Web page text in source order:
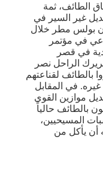
الطائف، ثمة
غير السير في
بولس مطر خلال
في مؤتمر
في قصر
الراحل نصر
بالطائف لقناعتهم
غيره. في المقابل
موازين القوى
بالطائف حالياً
المسيحيين،
أن يأكل من